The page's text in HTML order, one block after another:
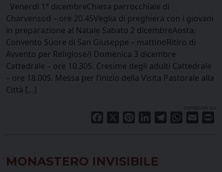
Venerdì 1° dicembreChiesa parrocchiale di
Charvensod – ore 20.45Veglia di preghiera con i giovani
in preparazione al Natale Sabato 2 dicembreAosta,
Convento Suore di San Giuseppe – mattinoRitiro di
Avvento per Religiose/i Domenica 3 dicembre
Cattedrale – ore 10.30S. Cresime degli adulti Cattedrale
– ore 18.00S. Messa per l’inizio della Visita Pastorale alla
Città […]
condividi su
Facebook PinterestLinkedInTelegramWhatsApp
Email
MONASTERO INVISIBILE